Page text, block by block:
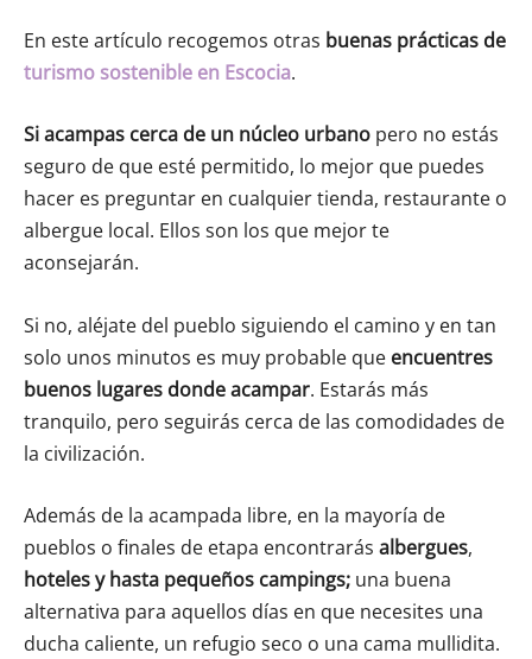
En este artículo recogemos otras buenas prácticas de
turismo sostenible en Escocia.
Si acampas cerca de un núcleo urbano pero no estás
seguro de que esté permitido, lo mejor que puedes
hacer es preguntar en cualquier tienda, restaurante o
albergue local. Ellos son los que mejor te
aconsejarán.
Si no, aléjate del pueblo siguiendo el camino y en tan
solo unos minutos es muy probable que encuentres
buenos lugares donde acampar. Estarás más
tranquilo, pero seguirás cerca de las comodidades de
la civilización.
Además de la acampada libre, en la mayoría de
pueblos o finales de etapa encontrarás albergues,
hotelesy hasta pequeños campings; una buena
alternativa para aquellos días en que necesites una
ducha caliente, un refugio seco o una cama mullidita.